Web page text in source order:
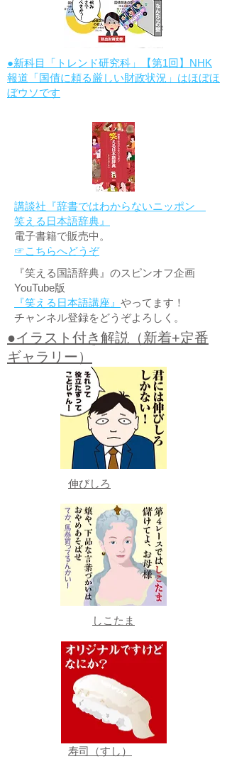
●新科目「トレンド研究科」【第1回】NHK
報道「国債に頼る厳しい財政状況」はほぼほ
ぼウソです
講談社『辞書ではわからないニッポン
笑える日本語辞典』
電子書籍で販売中。
☞こちらへどうぞ
『笑える国語辞典』のスピンオフ企画
YouTube版
『笑える日本語講座』 やってます！
チャンネル登録をどうぞよろしく。
●イラスト付き解説（新着+定番
ギャラリー）
伸びしろ
しこたま
寿司（すし）